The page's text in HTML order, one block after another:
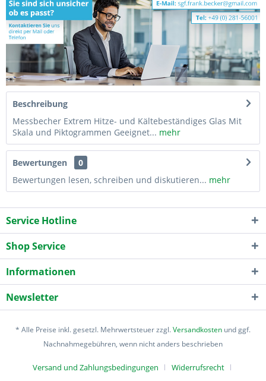
Beschreibung
Messbecher Extrem Hitze- und Kältebeständiges Glas Mit
Skala und Piktogrammen Geeignet... mehr
Bewertungen
0
Bewertungen lesen, schreiben und diskutieren... mehr
Service Hotline
Shop Service
Informationen
Newsletter
* Alle Preise inkl. gesetzl. Mehrwertsteuer zzgl.Versandkosten und ggf.
Nachnahmegebühren, wenn nicht anders beschrieben
Versand und Zahlungsbedingungen Widerrufsrecht